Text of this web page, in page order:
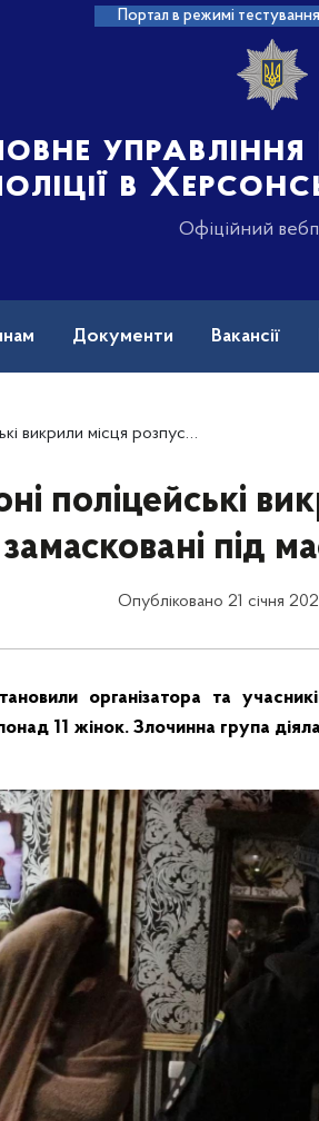
Портал в режимі
в
Офіційний
Документи Вакансії
розпусти, замасковані під масажні салони
поліцейські
замасковані під
Опубліковано 21 січня
організатора та
11 жінок. Злочинна група